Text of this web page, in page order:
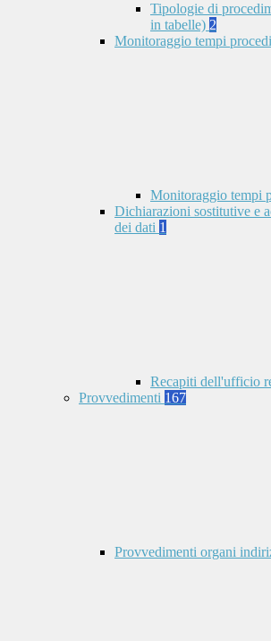
Tipologie di
in tabelle) 2
Monitoraggio tempi
Monitoraggio tempi
Dichiarazioni sostitutive e
dei dati 1
Recapiti dell'ufficio
Provvedimenti 167
Provvedimenti organi